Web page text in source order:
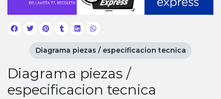
Diagrama piezas /
especificacion tecnica
Diagrama piezas / especificacion tecnica